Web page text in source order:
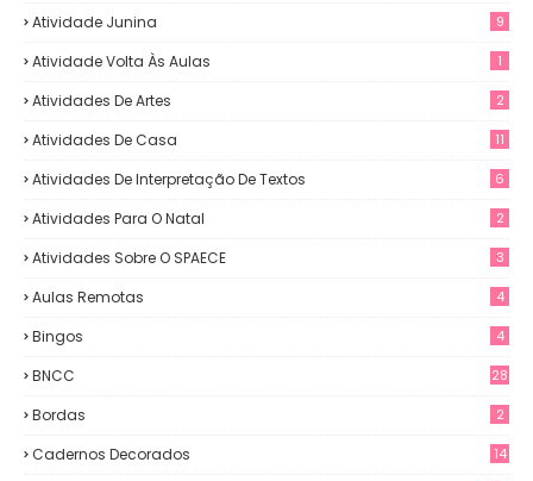
Atividade Junina 9
Atividade Volta Às Aulas 1
Atividades De Artes 2
Atividades De Casa 11
Atividades De Interpretação De Textos 6
Atividades Para O Natal 2
Atividades Sobre O SPAECE 3
Aulas Remotas 4
Bingos 4
BNCC 28
Bordas 2
Cadernos Decorados 14